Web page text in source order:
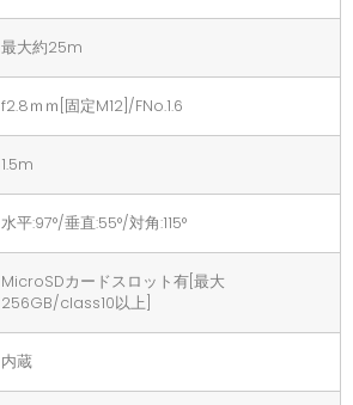
最大約25m
f2.8ｍｍ[固定M12]/FNo.1.6
1.5m
水平:97°/垂直:55°/対角:115°
MicroSDカードスロット有[最大
256GB/class10以上]
内蔵